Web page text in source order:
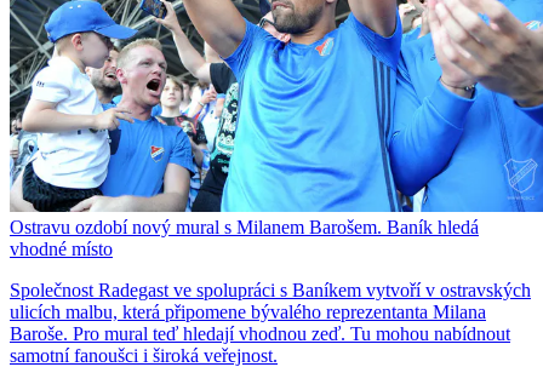
Ostravu ozdobí nový mural s Milanem Barošem. Baník hledá
vhodné místo
Společnost Radegast ve spolupráci s Baníkem vytvoří v ostravských
ulicích malbu, která připomene bývalého reprezentanta Milana
Baroše. Pro mural teď hledají vhodnou zeď. Tu mohou nabídnout
samotní fanoušci i široká veřejnost.